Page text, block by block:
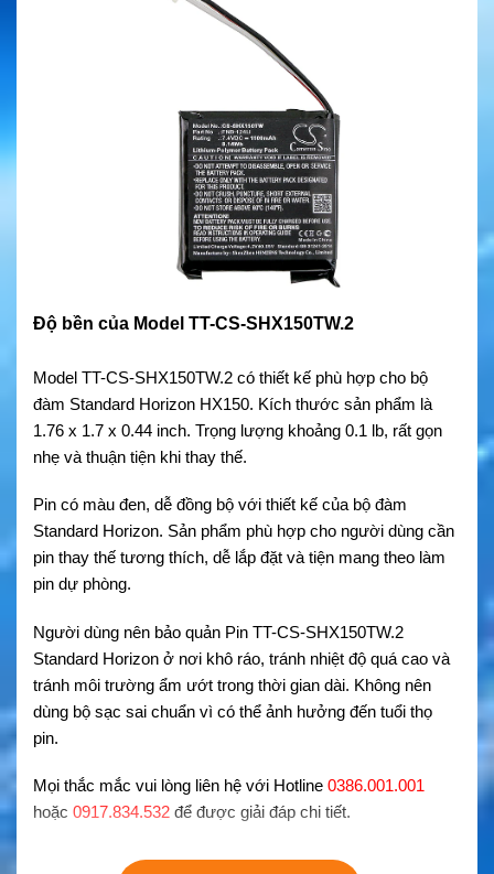
Độ bền của Model TT-CS-SHX150TW.2
Model TT-CS-SHX150TW.2 có thiết kế phù hợp cho bộ
đàm Standard Horizon HX150. Kích thước sản phẩm là
1.76 x 1.7 x 0.44 inch. Trọng lượng khoảng 0.1 lb, rất gọn
nhẹ và thuận tiện khi thay thế.
Pin có màu đen, dễ đồng bộ với thiết kế của bộ đàm
Standard Horizon. Sản phẩm phù hợp cho người dùng cần
pin thay thế tương thích, dễ lắp đặt và tiện mang theo làm
pin dự phòng.
Người dùng nên bảo quản Pin TT-CS-SHX150TW.2
Standard Horizon ở nơi khô ráo, tránh nhiệt độ quá cao và
tránh môi trường ẩm ướt trong thời gian dài. Không nên
dùng bộ sạc sai chuẩn vì có thể ảnh hưởng đến tuổi thọ
pin.
Mọi thắc mắc vui lòng liên hệ với Hotline 0386.001.001
hoặc 0917.834.532 để được giải đáp chi tiết.